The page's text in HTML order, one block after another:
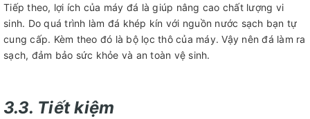
Tiếp theo, lợi ích của máy đá là giúp nâng cao chất lượng vi
sinh. Do quá trình làm đá khép kín với nguồn nước sạch bạn tự
cung cấp. Kèm theo đó là bộ lọc thô của máy. Vậy nên đá làm ra
sạch, đảm bảo sức khỏe và an toàn vệ sinh.
3.3. Tiết kiệm